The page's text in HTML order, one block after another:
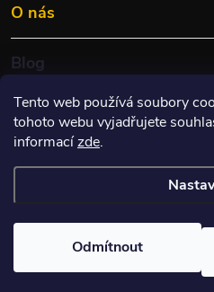
Tento web používá soubory
tohoto webu vyjadřujete
informacízde.
Odmítnout
O nás
Blog
nastavení